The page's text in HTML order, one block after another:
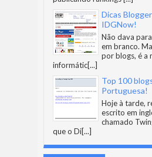
Dicas
IDGNow!
Não dava
em branco.
por blogs, é a
informátic[...]
Top 100
Portuguesa!
Hoje à tarde,
escrito em
chamado
que o Di[...]